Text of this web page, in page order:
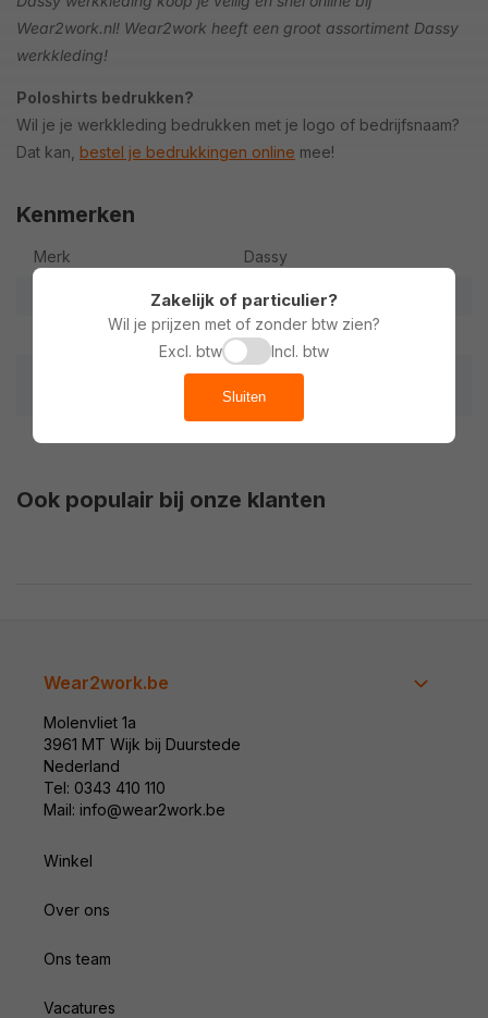
Wear2work.nl! Wear2work heeft een groot assortiment Dassy
werkkleding!
Poloshirts bedrukken?
Wil je je werkkleding bedrukken met je logo of bedrijfsnaam?
Dat kan, bestel je bedrukkingen online mee!
Kenmerken
Merk Dassy
100% Polyester
215 g/m2
Antibacteriële werking | Bes
chermt tegen UV-straling
Ook populair bij onze klanten
Zakelijk of particulier?
Wil je prijzen met of zonder btw zien?
Excl. btw
Incl. btw
Sluiten
Wear2work.be
Molenvliet 1a
3961 MT Wijk bij Duurstede
Nederland
Tel: 0343 410 110
Mail: info@wear2work.be
Winkel
Over ons
Ons team
Vacatures